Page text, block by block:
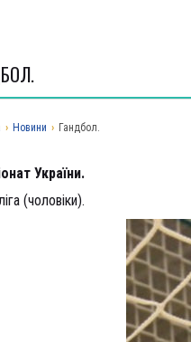
› Новини › Гандбол.
України.
(чоловіки).